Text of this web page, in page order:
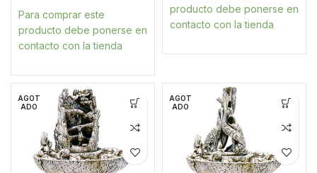
Para comprar este
producto debe ponerse en
contacto con la tienda
producto debe ponerse en
contacto con la tienda
AGOT
ADO
AGOT
ADO